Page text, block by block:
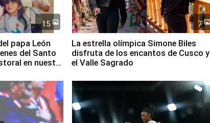
15
papa León
del Santo
en nuestro
7
La estrella olímpica Simone Biles
disfruta de los encantos de Cusco y
el Valle Sagrado